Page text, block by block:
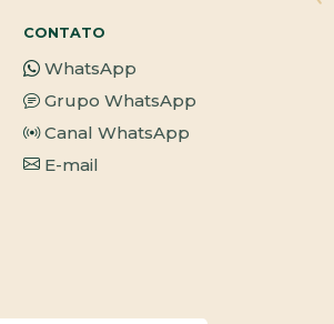
CONTATO
WhatsApp
Grupo WhatsApp
Canal WhatsApp
E-mail